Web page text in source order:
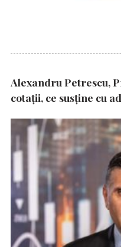
Alexandru Petrescu,
cotații, ce susține cu